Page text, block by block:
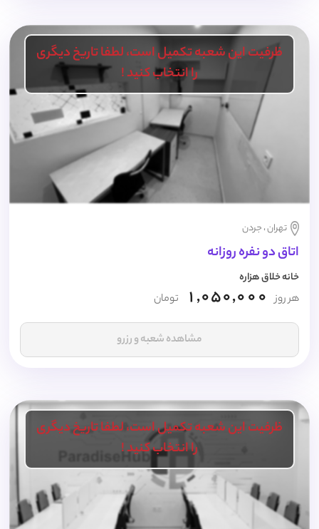
ظرفیت این شعبه تکمیل است، لطفا تاریخ دیگری
را انتخاب کنید !
تهران ، جردن
اتاق دو نفره روزانه
خانه خلاق هزاره
هر روز 1,050,000 تومان
مشاهده شعبه و رزرو
ظرفیت این شعبه تکمیل است، لطفا تاریخ دیگری
را انتخاب کنید !